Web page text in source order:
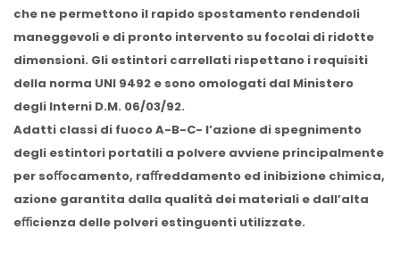
che ne permettono il rapido spostamento rendendoli
maneggevoli e di pronto intervento su focolai di ridotte
dimensioni. Gli estintori carrellati rispettano i requisiti
della norma UNI 9492 e sono omologati dal Ministero
degli Interni D.M. 06/03/92.
Adatti classi di fuoco A-B-C- l’azione di spegnimento
degli estintori portatili a polvere avviene principalmente
per soﬀocamento, raﬀreddamento ed inibizione chimica,
azione garantita dalla qualità dei materiali e dall’alta
eﬃcienza delle polveri estinguenti utilizzate.